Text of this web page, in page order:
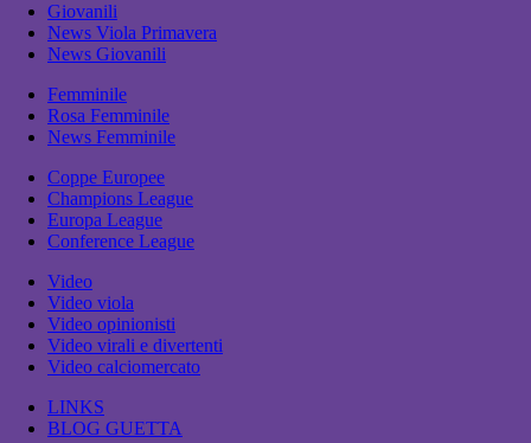
Giovanili
News Viola Primavera
News Giovanili
Femminile
Rosa Femminile
News Femminile
Coppe Europee
Champions League
Europa League
Conference League
Video
Video viola
Video opinionisti
Video virali e divertenti
Video calciomercato
LINKS
BLOG GUETTA